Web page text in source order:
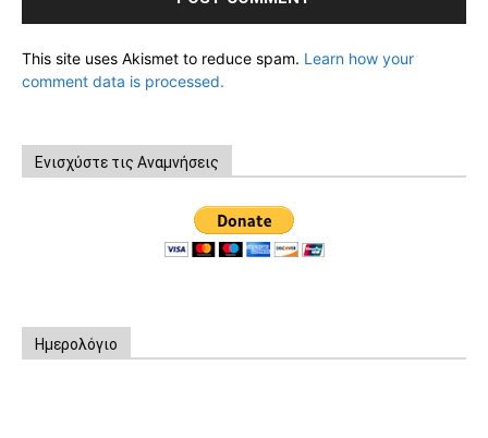
This site uses Akismet to reduce spam. Learn how your
comment data is processed.
Ενισχύστε τις Αναμνήσεις
Ημερολόγιο